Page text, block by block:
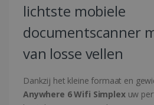
lichtste mobiele
documentscanner
van losse vellen
Dankzij het kleine formaat en
Anywhere 6 Wifi Simplexuw